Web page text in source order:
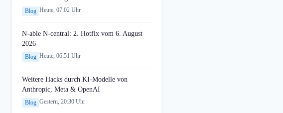
Blog Heute, 07:02 Uhr
N-able N-central: 2. Hotfix vom 6. August
2026
Blog Heute, 06:51 Uhr
Weitere Hacks durch KI-Modelle von
Anthropic, Meta & OpenAI
Blog Gestern, 20:30 Uhr